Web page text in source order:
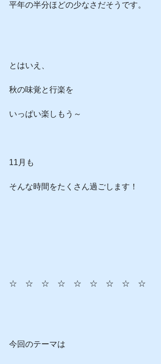
平年の半分ほどの少なさだそうです。
とはいえ、
秋の味覚と行楽を
いっぱい楽しもう～
11月も
そんな時間をたくさん過ごします！
☆　☆　☆　☆　☆　☆　☆　☆　☆
今回のテーマは